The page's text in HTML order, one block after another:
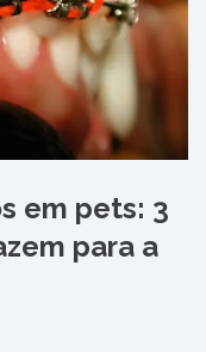
em pets: 3
para a